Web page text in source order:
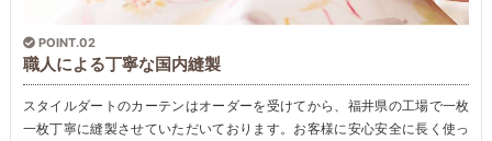
POINT.02
職人による丁寧な国内縫製
スタイルダートのカーテンはオーダーを受けてから、福井県の工場で一枚
一枚丁寧に縫製させていただいております。お客様に安心安全に長く使っ